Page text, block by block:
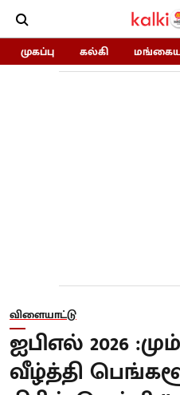
முகப்பு கல்கி
விளையாட்டு
ஐபிஎல் 2026
வீழ்த்தி